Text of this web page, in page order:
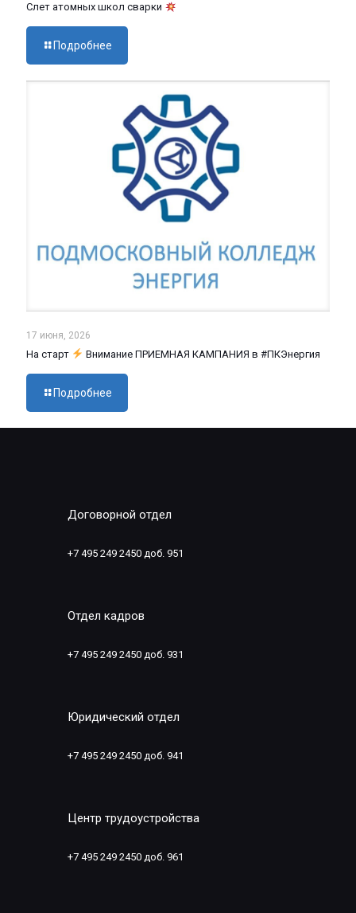
Слет атомных школ сварки
Подробнее
17 июня, 2026
На старт Внимание ПРИЕМНАЯ КАМПАНИЯ в #ПКЭнергия
Подробнее
Договорной отдел
+7 495 249 2450 доб. 951
Отдел кадров
+7 495 249 2450 доб. 931
Юридический отдел
+7 495 249 2450 доб. 941
Центр трудоустройства
+7 495 249 2450 доб. 961